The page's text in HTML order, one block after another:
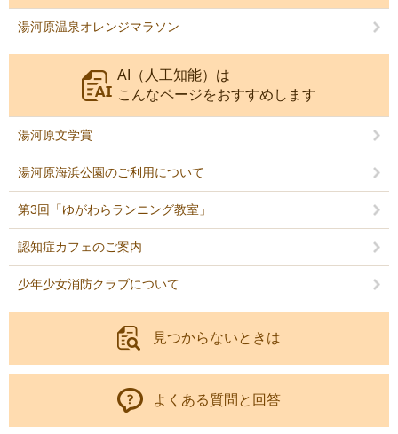
湯河原温泉オレンジマラソン
AI（人工知能）は
こんなページをおすすめします
湯河原文学賞
湯河原海浜公園のご利用について
第3回「ゆがわらランニング教室」
認知症カフェのご案内
少年少女消防クラブについて
見つからないときは
よくある質問と回答